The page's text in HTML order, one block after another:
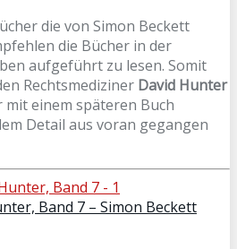
die von Simon Beckett
die Bücher in der
aufgeführt zu lesen. Somit
Rechtsmediziner David Hunter
mit einem späteren Buch
Detail aus voran gegangen
Band 7 – Simon Beckett